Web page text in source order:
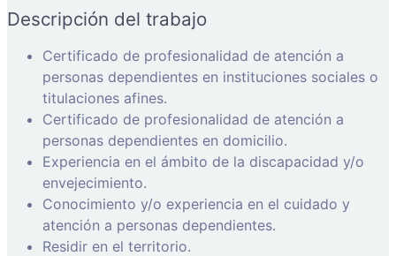
Descripción del trabajo
Certificado de profesionalidad de atención a
personas dependientes en instituciones sociales o
titulaciones afines.
Certificado de profesionalidad de atención a
personas dependientes en domicilio.
Experiencia en el ámbito de la discapacidad y/o
envejecimiento.
Conocimiento y/o experiencia en el cuidado y
atención a personas dependientes.
Residir en el territorio.